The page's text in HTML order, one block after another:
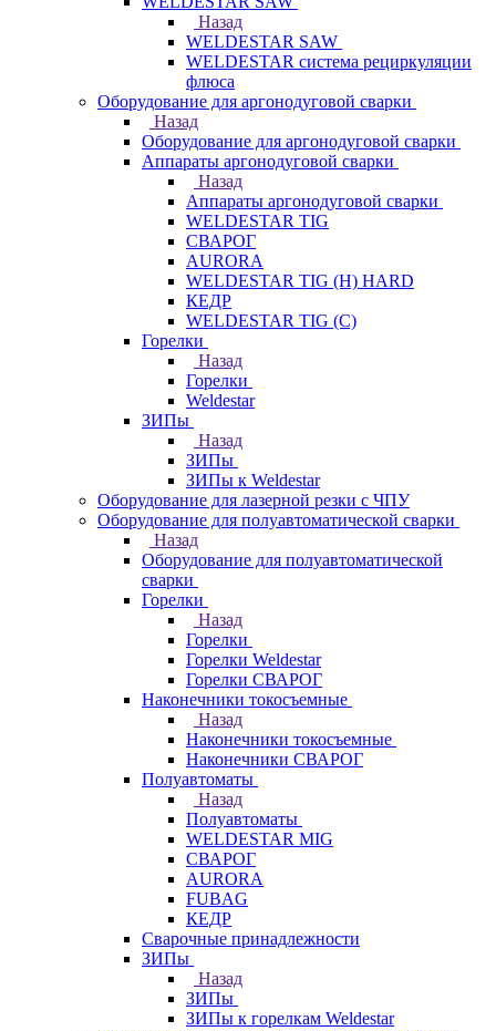
Назад
WELDESTAR SAW
WELDESTAR система рециркуляции
флюса
Оборудование для аргонодуговой сварки
Назад
Оборудование для аргонодуговой сварки
Аппараты аргонодуговой сварки
Назад
Аппараты аргонодуговой сварки
WELDESTAR TIG
СВАРОГ
AURORA
WELDESTAR TIG (H) HARD
КЕДР
WELDESTAR TIG (С)
Горелки
Назад
Горелки
Weldestar
ЗИПы
Назад
ЗИПы
ЗИПы к Weldestar
Оборудование для лазерной резки с ЧПУ
Оборудование для полуавтоматической сварки
Назад
Оборудование для полуавтоматической
сварки
Горелки
Назад
Горелки
Горелки Weldestar
Горелки СВАРОГ
Наконечники токосъемные
Назад
Наконечники токосъемные
Наконечники СВАРОГ
Полуавтоматы
Назад
Полуавтоматы
WELDESTAR MIG
СВАРОГ
AURORA
FUBAG
КЕДР
Сварочные принадлежности
ЗИПы
Назад
ЗИПы
ЗИПы к горелкам Weldestar